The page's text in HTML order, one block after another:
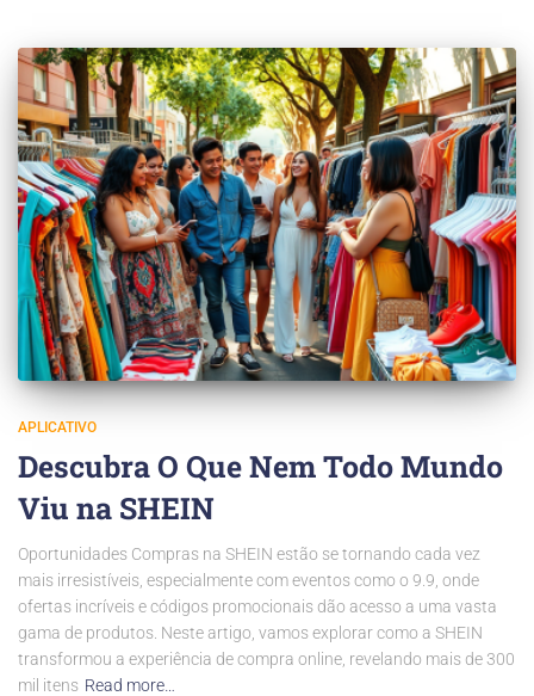
APLICATIVO
Descubra O Que Nem Todo Mundo
Viu na SHEIN
Oportunidades Compras na SHEIN estão se tornando cada vez
mais irresistíveis, especialmente com eventos como o 9.9, onde
ofertas incríveis e códigos promocionais dão acesso a uma vasta
gama de produtos. Neste artigo, vamos explorar como a SHEIN
transformou a experiência de compra online, revelando mais de 300
mil itens Read more…